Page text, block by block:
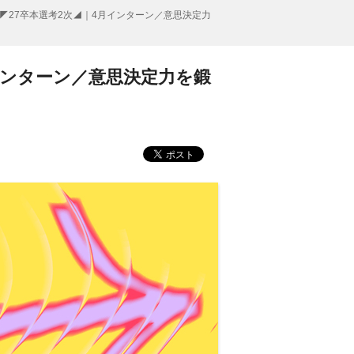
卒本選考2次◢｜4月インターン／意思決定力
ターン／意思決定力を鍛